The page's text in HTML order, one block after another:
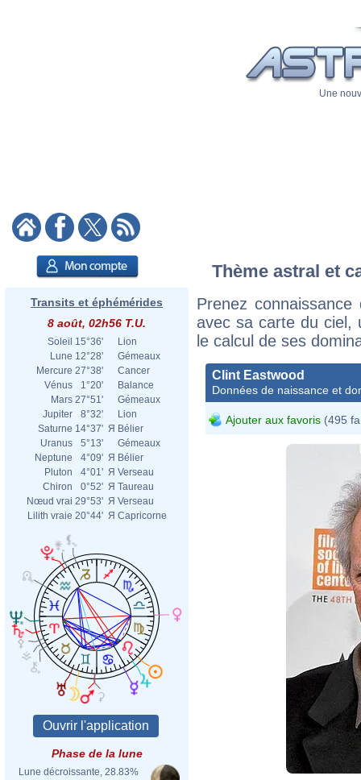
Une
Transits et éphémérides
8 août, 02h56 T.U.
Soleil 15°36'
Lion
Lune 12°28'
Gémeaux
Mercure 27°38'
Cancer
Vénus
1°20'
Balance
Mars 27°51'
Gémeaux
Jupiter
8°32'
Lion
Saturne 14°37' Я Bélier
Uranus
5°13'
Gémeaux
Neptune
4°09' Я Bélier
Pluton
4°01' Я Verseau
Chiron
0°52' Я Taureau
Nœud vrai 29°53' Я Verseau
Lilith vraie 20°44' Я Capricorne
Phase de la lune
Lune décroissante, 28.83%
Thème astral et
Prenez
avec sa carte du ciel,
le calcul de ses
Clint Eastwood
Données de naissance et
Ajouter aux favoris (495